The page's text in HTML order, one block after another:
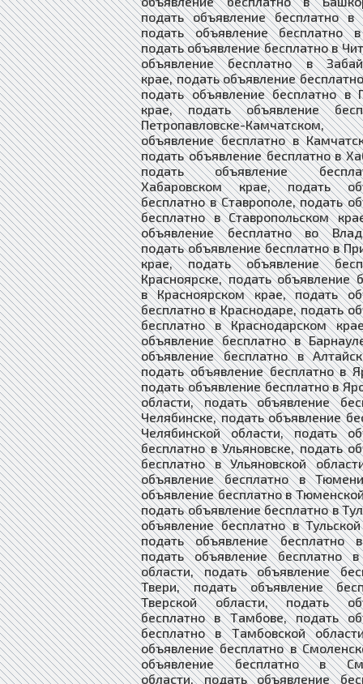
подать объявление бесплатно в
подать объявление бесплатно
подать объявление бесплатно в
объявление бесплатно в
крае, подать объявление
подать объявление бесплатно в
крае, подать объявление
Петропавловске-
объявление бесплатно в
подать объявление бесплатно в
подать объявление
Хабаровском крае, подать
бесплатно в Ставрополе, подать
бесплатно в Ставропольском
объявление бесплатно во
подать объявление бесплатно в
крае, подать объявление
Красноярске, подать объявление
в Красноярском крае, подать
бесплатно в Краснодаре, подать
бесплатно в Краснодарском
объявление бесплатно в
объявление бесплатно в
подать объявление бесплатно в
подать объявление бесплатно в
области, подать объявление
Челябинске, подать объявление
Челябинской области, подать
бесплатно в Ульяновске, подать
бесплатно в Ульяновской
объявление бесплатно в
объявление бесплатно в
подать объявление бесплатно в
объявление бесплатно в
подать объявление бесплатно
подать объявление бесплатно
области, подать объявление
Твери, подать объявление
Тверской области, подать
бесплатно в Тамбове, подать
бесплатно в Тамбовской
объявление бесплатно в
объявление бесплатно в
области, подать объявление